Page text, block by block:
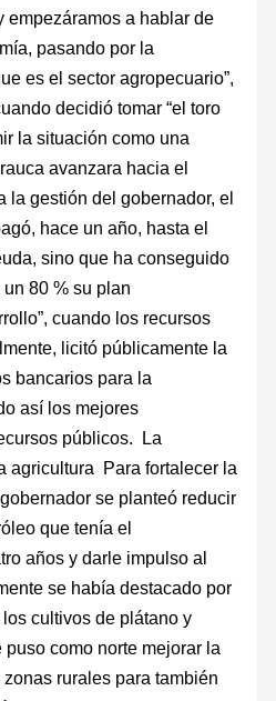
empezáramos a hablar de
pasando por la
es el sector agropecuario”,
decidió tomar “el toro
la situación como una
avanzara hacia el
la gestión del gobernador, el
hace un año, hasta el
sino que ha conseguido
80 % su plan
cuando los recursos
licitó públicamente la
bancarios para la
así los mejores
públicos. La
agricultura Para fortalecer la
se planteó reducir
que tenía el
años y darle impulso al
se había destacado por
cultivos de plátano y
como norte mejorar la
rurales para también